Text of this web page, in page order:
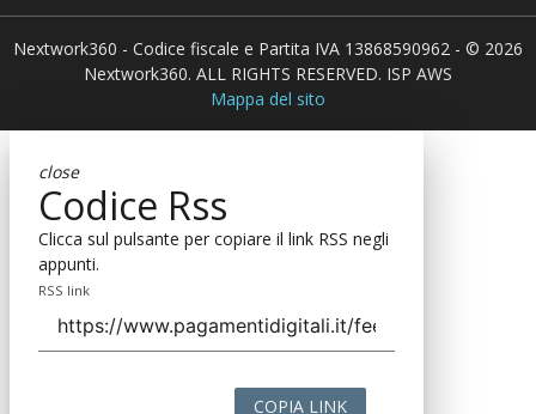
Nextwork360 - Codice fiscale e Partita IVA 13868590962 - © 2026
Nextwork360. ALL RIGHTS RESERVED. ISP AWS
Mappa del sito
close
Codice Rss
Clicca sul pulsante per copiare il link RSS negli
appunti.
RSS link
COPIA LINK